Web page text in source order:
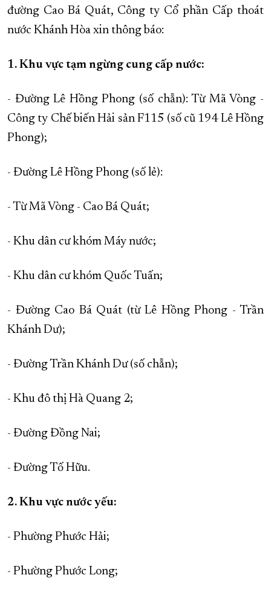
ĐẠI HỘI ĐẢNG CÁC CẤP TRANG CHỦ VỀ BÁO KHÁNH HÒA
đường Cao Bá Quát, Công ty Cổ phần Cấp thoát
nước Khánh Hòa xin thông báo:
1. Khu vực tạm ngừng cung cấp nước:
- Đường Lê Hồng Phong (số chẵn): Từ Mã Vòng -
Công ty Chế biến Hải sản F115 (số cũ 194 Lê Hồng
Phong);
- Đường Lê Hồng Phong (số lẻ):
- Từ Mã Vòng - Cao Bá Quát;
- Khu dân cư khóm Máy nước;
- Khu dân cư khóm Quốc Tuấn;
- Đường Cao Bá Quát (từ Lê Hồng Phong - Trần
Khánh Dư);
- Đường Trần Khánh Dư (số chẵn);
- Khu đô thị Hà Quang 2;
- Đường Đồng Nai;
- Đường Tố Hữu.
2. Khu vực nước yếu:
- Phường Phước Hải;
- Phường Phước Long;